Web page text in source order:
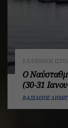
ΕΛΛΗΝΙΚΉ
Ο
(30-31
ΒΑΣΊΛΕΙΟΣ